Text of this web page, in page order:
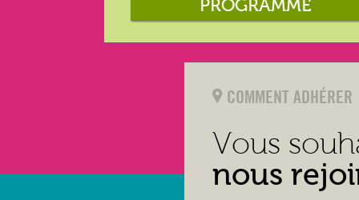
PROGRAMME
COMMENT ADHÉRER
Vous
nous